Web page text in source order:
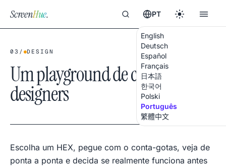
ScreenHue. PT
English
Deutsch
Español
Français
日本語
한국어
Polski
Português
繁體中文
03 / DESIGN
Um playground de cor para
designers
Escolha um HEX, pegue com o conta-gotas, veja de
ponta a ponta e decida se realmente funciona antes